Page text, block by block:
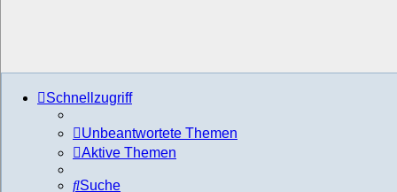
Schnellzugriff
Unbeantwortete Themen
Aktive Themen
Suche